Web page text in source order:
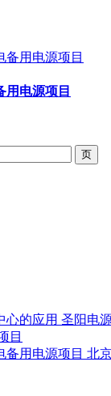
用电源项目
圣阳电
目
北